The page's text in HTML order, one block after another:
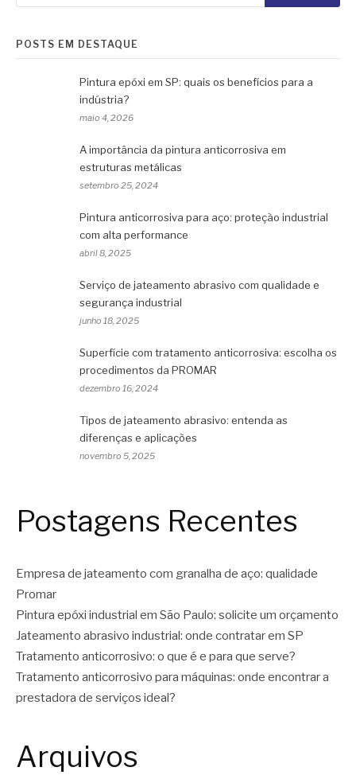
POSTS EM DESTAQUE
Pintura epóxi em SP: quais os benefícios para a
indústria?
maio 4, 2026
A importância da pintura anticorrosiva em
estruturas metálicas
setembro 25, 2024
Pintura anticorrosiva para aço: proteção industrial
com alta performance
abril 8, 2025
Serviço de jateamento abrasivo com qualidade e
segurança industrial
junho 18, 2025
Superfície com tratamento anticorrosiva: escolha os
procedimentos da PROMAR
dezembro 16, 2024
Tipos de jateamento abrasivo: entenda as
diferenças e aplicações
novembro 5, 2025
Postagens Recentes
Empresa de jateamento com granalha de aço: qualidade
Promar
Pintura epóxi industrial em São Paulo: solicite um orçamento
Jateamento abrasivo industrial: onde contratar em SP
Tratamento anticorrosivo: o que é e para que serve?
Tratamento anticorrosivo para máquinas: onde encontrar a
prestadora de serviços ideal?
Arquivos